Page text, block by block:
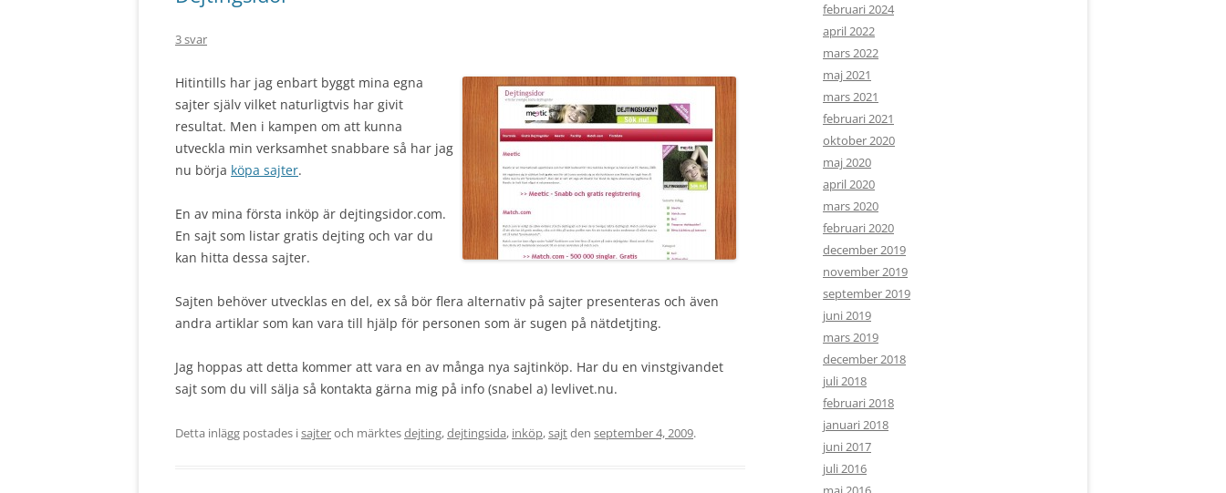
3 svar
Hitintills har jag enbart byggt mina egna
sajter själv vilket naturligtvis har givit
resultat. Men i kampen om att kunna
utveckla min verksamhet snabbare så har jag
nu börja köpa sajter.
En av mina första inköp är dejtingsidor.com.
En sajt som listar gratis dejting och var du
kan hitta dessa sajter.
Sajten behöver utvecklas en del, ex så bör flera alternativ på sajter presenteras och även
andra artiklar som kan vara till hjälp för personen som är sugen på nätdetjting.
Jag hoppas att detta kommer att vara en av många nya sajtinköp. Har du en vinstgivandet
sajt som du vill sälja så kontakta gärna mig på info (snabel a) levlivet.nu.
Detta inlägg postades isajteroch märktesdejting,dejtingsida, inköp,sajtden september 4, 2009.
februari 2024
april 2022
mars 2022
maj 2021
mars 2021
februari 2021
oktober 2020
maj 2020
april 2020
mars 2020
februari 2020
december 2019
november 2019
september 2019
juni 2019
mars 2019
december 2018
juli 2018
februari 2018
januari 2018
juni 2017
juli 2016